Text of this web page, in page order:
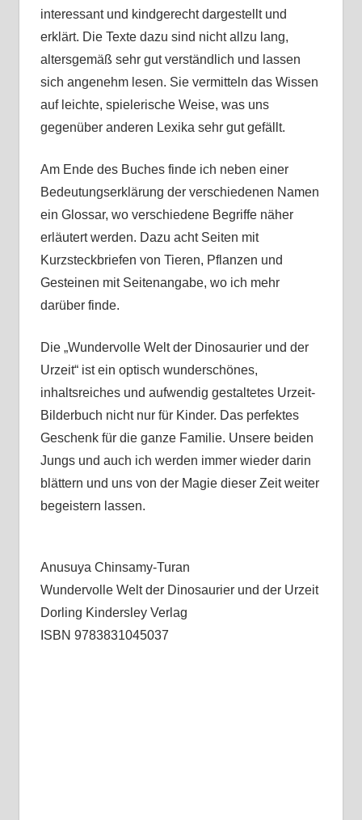
interessant und kindgerecht dargestellt und
erklärt. Die Texte dazu sind nicht allzu lang,
altersgemäß sehr gut verständlich und lassen
sich angenehm lesen. Sie vermitteln das Wissen
auf leichte, spielerische Weise, was uns
gegenüber anderen Lexika sehr gut gefällt.
Am Ende des Buches finde ich neben einer
Bedeutungserklärung der verschiedenen Namen
ein Glossar, wo verschiedene Begriffe näher
erläutert werden. Dazu acht Seiten mit
Kurzsteckbriefen von Tieren, Pflanzen und
Gesteinen mit Seitenangabe, wo ich mehr
darüber finde.
Die „Wundervolle Welt der Dinosaurier und der
Urzeit“ ist ein optisch wunderschönes,
inhaltsreiches und aufwendig gestaltetes Urzeit-
Bilderbuch nicht nur für Kinder. Das perfektes
Geschenk für die ganze Familie. Unsere beiden
Jungs und auch ich werden immer wieder darin
blättern und uns von der Magie dieser Zeit weiter
begeistern lassen.
Anusuya Chinsamy-Turan
Wundervolle Welt der Dinosaurier und der Urzeit
Dorling Kindersley Verlag
ISBN 9783831045037